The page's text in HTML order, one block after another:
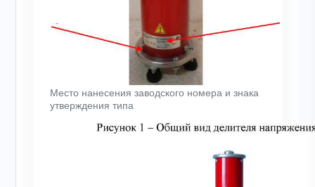
Место нанесения заводского номера и знака
утверждения типа